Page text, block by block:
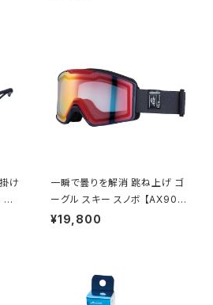
け
跳
S
ン
一瞬で曇りを解消 跳ね上げ ゴ
ーグル スキー スノボ 【AX900-
WCM GY】 マットグレー レッド
¥19,800